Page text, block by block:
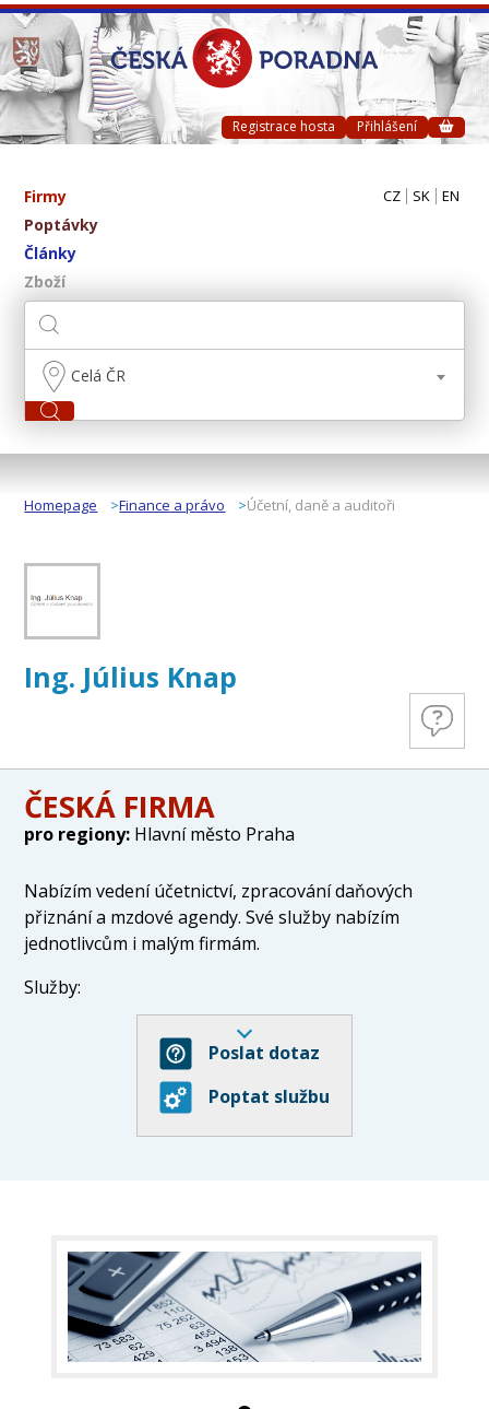
Registrace hosta Přihlášení
Firmy
Poptávky
Články
Zboží
CZ SK EN
Celá ČR
Homepage Finance a právo Účetní, daně a auditoři
Ing. Július Knap
ČESKÁ FIRMA
pro regiony: Hlavní město Praha
Nabízím vedení účetnictví, zpracování daňových
přiznání a mzdové agendy. Své služby nabízím
jednotlivcům i malým firmám.
Služby:
- daňová přiznání
- mzdová agenda
Poslat dotaz
Poptat službu